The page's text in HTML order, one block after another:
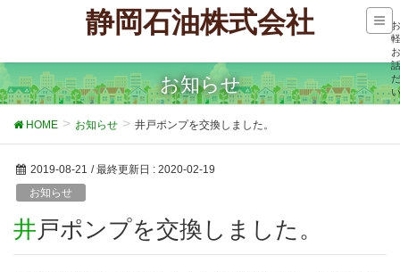
静岡石油株式会社
お知らせ
HOME お知らせ 井戸ポンプを交換しました。
2019-08-21 / 最終更新日 : 2020-02-19
お知らせ
井戸ポンプを交換しました。